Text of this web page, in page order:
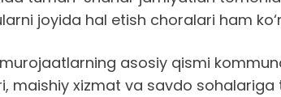
joyida hal etish choralari ham
asosiy qismi
maishiy xizmat va savdo